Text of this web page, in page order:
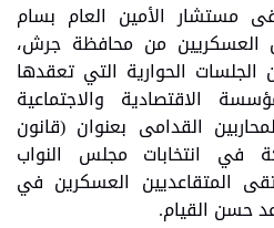
مستشار الأمين العام بسام
العسكريين من محافظة جرش،
الحوارية التي تعقدها
الاقتصادية والاجتماعية
القدامى بعنوان (قانون
في انتخابات مجلس النواب
المتقاعديين العسكرين في
حسن القيام.